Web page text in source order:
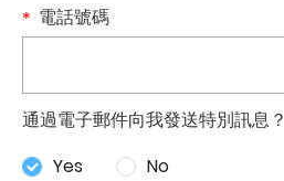
電話號碼
通過電子郵件向我發送特別訊息？
Yes
No